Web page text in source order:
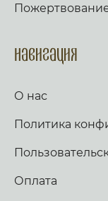
Навигация
О нас
Политика
Оплата